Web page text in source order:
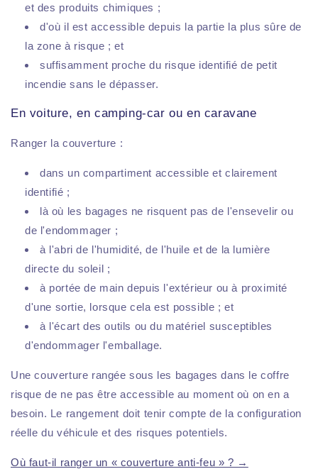
et des produits chimiques ;
d'où il est accessible depuis la partie la plus sûre de
la zone à risque ; et
suffisamment proche du risque identifié de petit
incendie sans le dépasser.
En voiture, en camping-car ou en caravane
Ranger la couverture :
dans un compartiment accessible et clairement
identifié ;
là où les bagages ne risquent pas de l'ensevelir ou
de l'endommager ;
à l'abri de l'humidité, de l'huile et de la lumière
directe du soleil ;
à portée de main depuis l'extérieur ou à proximité
d'une sortie, lorsque cela est possible ; et
à l'écart des outils ou du matériel susceptibles
d'endommager l'emballage.
Une couverture rangée sous les bagages dans le coffre
risque de ne pas être accessible au moment où on en a
besoin. Le rangement doit tenir compte de la configuration
réelle du véhicule et des risques potentiels.
Où faut-il ranger un « couverture anti-feu » ? →